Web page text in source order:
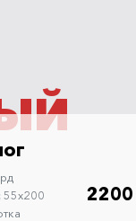
55х200
2200